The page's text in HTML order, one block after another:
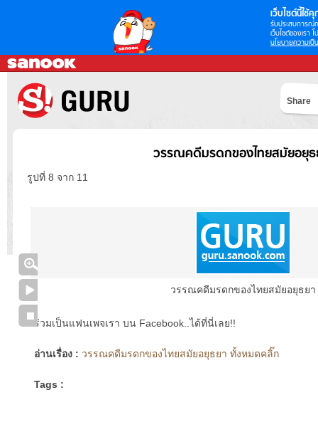
เว็บไซต์นี้ใช้คุ
รับประสบการณ์
เว็บไซต์ของเรา
นโยบายความเป็
Share
วรรณคดีมรดกของไทยสมัยอยุ
รูปที่ 8 จาก 11
วรรณคดีมรดกของไทยสมัยอยุธยา
ร่วมเป็นแฟนเพจเรา บน Facebook..ได้ที่นี่เลย!!
อ่านเรื่อง : วรรณคดีมรดกของไทยสมัยอยุธยา ทั้งหมดคลิ๊ก
Tags :